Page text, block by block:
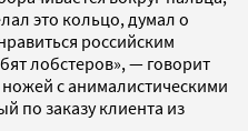
это кольцо, думал о
российским
лобстеров», — говорит
с анималистическими
по заказу клиента из